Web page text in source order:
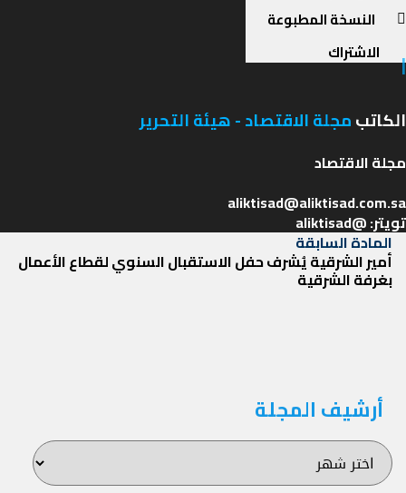
النسخة المطبوعة
الاشتراك
الكاتبمجلة الاقتصاد - هيئة التحرير
تويتر: @aliktisad
تصفّح
المقالات
المادة السابقةالمادة
السابقة
أمير الشرقية يُشرف حفل الاستقبال السنوي لقطاع الأعمال
بغرفة الشرقية
أرشيف المجلة
أرشيف
المجلة